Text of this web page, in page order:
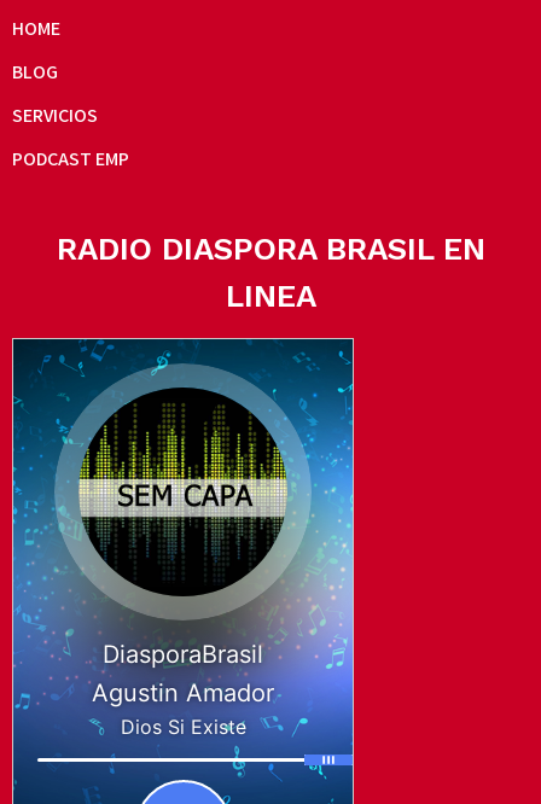
HOME
BLOG
SERVICIOS
PODCAST EMP
RADIO DIASPORA BRASIL EN
LINEA